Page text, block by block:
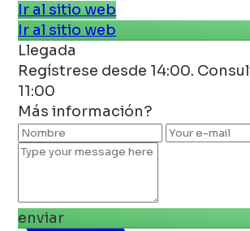
Ir al sitio web
Ir al sitio web
Llegada
Regístrese desde 14:00.
11:00
Más información?
enviar